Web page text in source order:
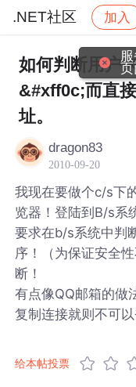
.NET社区 加入
社区 .NET社区
如何判断用户
&#xff0c;而直
址。
dragon83
2010-09-20
我现在要做个c/s下
览器！登陆到B/s系
要求在b/s系统中判
序！（为保证安全
断！
有点像QQ邮箱的做
复制连接就则不可以
给本帖投票